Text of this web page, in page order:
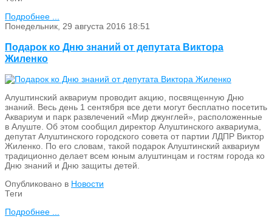
Подробнее ...
Понедельник, 29 августа 2016 18:51
Подарок ко Дню знаний от депутата Виктора
Жиленко
Алуштинский аквариум проводит акцию, посвященную Дню
знаний. Весь день 1 сентября все дети могут бесплатно посетить
Аквариум и парк развлечений «Мир джунглей», расположенные
в Алуште. Об этом сообщил директор Алуштинского аквариума,
депутат Алуштинского городского совета от партии ЛДПР Виктор
Жиленко. По его словам, такой подарок Алуштинский аквариум
традиционно делает всем юным алуштинцам и гостям города ко
Дню знаний и Дню защиты детей.
Опубликовано в Новости
Теги
Подробнее ...